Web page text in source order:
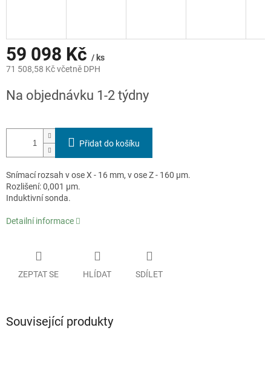
59 098 Kč / ks
71 508,58 Kč včetně DPH
cena:
Na objednávku 1-2 týdny
Přidat do košíku
Snímací rozsah v ose X - 16 mm, v ose Z - 160 µm.
Rozlišení: 0,001 µm.
Induktivní sonda.
Detailní informace
ZEPTAT SE HLÍDAT SDÍLET
Související produkty